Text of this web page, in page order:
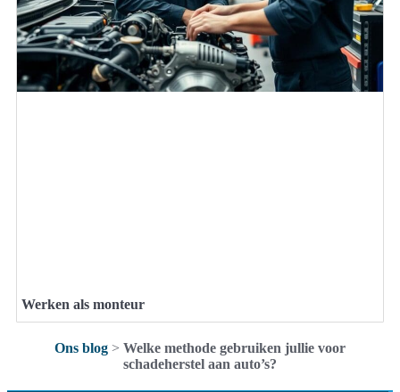
Werken als monteur
Ons blog > Welke methode gebruiken jullie voor
schadeherstel aan auto’s?